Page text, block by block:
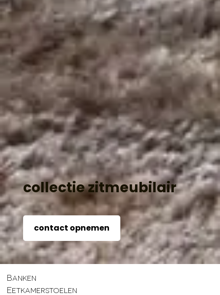
collectie zitmeubilair
contact opnemen
Banken
Eetkamerstoelen